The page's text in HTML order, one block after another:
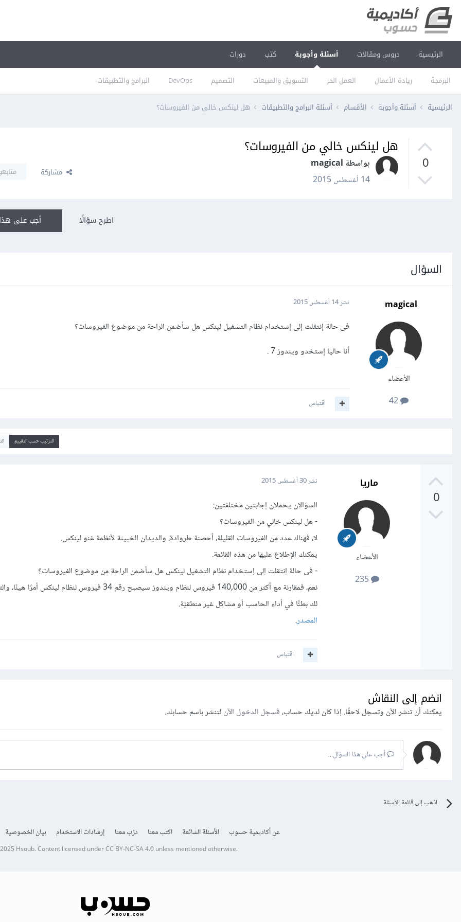
الرئيسية دروس ومقالات أسئلة وأجوبة
البرمجة ريادة الأعمال العمل الحر التسويق والمبيعات التصميم DevOps البرامج والتطبيقات
كتب دورات
الرئيسية أسئلة وأجوبة الأقسام أسئلة البرامج والتطبيقات هل لينكس خالي من الفيروسات؟
0
هل لينكس خالي من الفيروسات؟
بواسطة magical
14 أغسطس 2015
مشاركة
أجب على اطرح سؤالًا
السؤال
magical
الأعضاء
نشر14 أغسطس 2015
فى حالة إنتقلت إلى إستخدام نظام التشغيل لينكس هل سأضمن الراحة من موضوع الفيروسات؟
أنا حاليا إستخدو ويندوز 7 .
اقتباس
الترتيب حسب التقييم
0
ماريا
الأعضاء
235
نشر30 أغسطس 2015
السؤالان يحملان إجابتين مختلفتين:
- هل لينكس خالي من الفيروسات؟
لا، فهناك عدد من الفيروسات القليلة، أحصنة طروادة، والديدان الخبيثة لأنظمة غنو لينكس.
يمكنك الإطلاع عليها من هذه القائمة.
- فى حالة إنتقلت إلى إستخدام نظام التشغيل لينكس هل سأضمن الراحة من موضوع الفيروسات؟
نعم، فمقارنة مع أكثر من 140,000 فيروس لنظام ويندوز سيصبح رقم 34 فيروس لنظام
لك بطئًا في أداء الحاسب أو مشاكل غير منطقيّة.
المصدر.
اقتباس
انضم إلى النقاش
يمكنك أن تنشر الآن وتسجل لاحقًا. إذا كان لديك حساب،فسجل الدخول الآنلتنشر باسم حسابك.
أجب على هذا السؤال...
اذهب إلى قائمة الأسئلة
عن أكاديمية حسوب الأسئلة الشائعة اكتب معنا درّب معنا إرشادات الاستخدام بيان الخصوصية
Hsoub.Content licensed underCC BY-NC-SA 4.0unless mentioned otherwise.